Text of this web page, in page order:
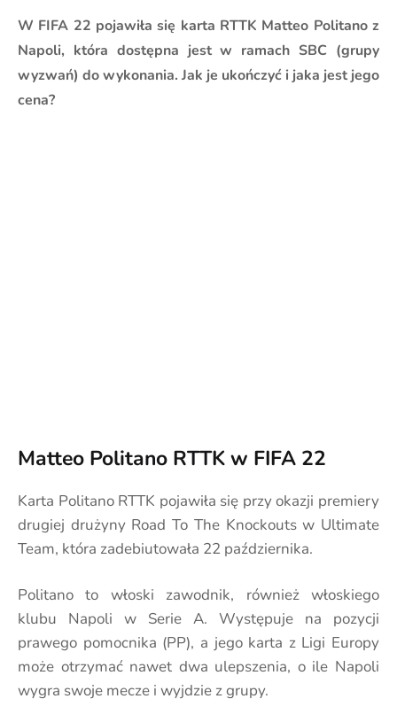
W FIFA 22 pojawiła się karta RTTK Matteo Politano z
Napoli, która dostępna jest w ramach SBC (grupy
wyzwań) do wykonania. Jak je ukończyć i jaka jest jego
cena?
Matteo Politano RTTK w FIFA 22
Karta Politano RTTK pojawiła się przy okazji premiery
drugiej drużyny Road To The Knockouts w Ultimate
Team, która zadebiutowała 22 października.
Politano to włoski zawodnik, również włoskiego
klubu Napoli w Serie A. Występuje na pozycji
prawego pomocnika (PP), a jego karta z Ligi Europy
może otrzymać nawet dwa ulepszenia, o ile Napoli
wygra swoje mecze i wyjdzie z grupy.